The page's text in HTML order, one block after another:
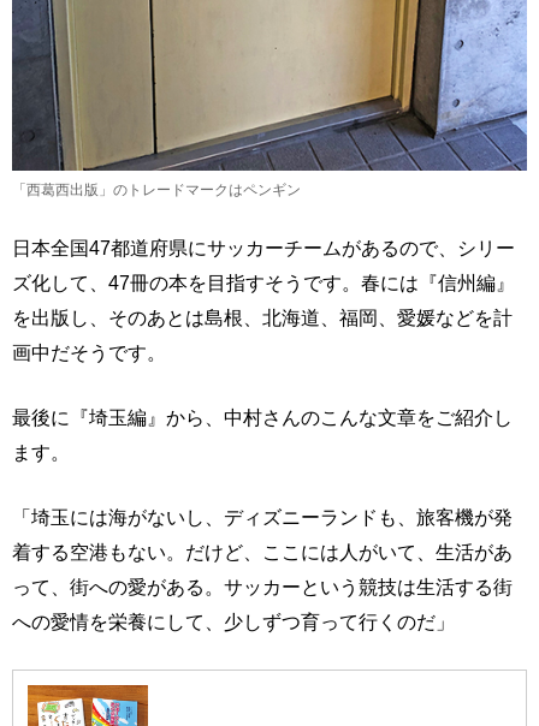
「西葛西出版」のトレードマークはペンギン
日本全国47都道府県にサッカーチームがあるので、シリー
ズ化して、47冊の本を目指すそうです。春には『信州編』
を出版し、そのあとは島根、北海道、福岡、愛媛などを計
画中だそうです。
最後に『埼玉編』から、中村さんのこんな文章をご紹介し
ます。
「埼玉には海がないし、ディズニーランドも、旅客機が発
着する空港もない。だけど、ここには人がいて、生活があ
って、街への愛がある。サッカーという競技は生活する街
への愛情を栄養にして、少しずつ育って行くのだ」